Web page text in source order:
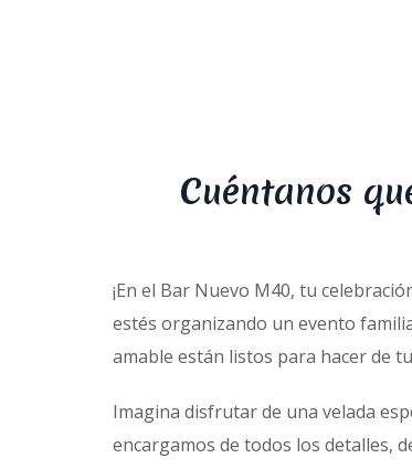
Cuéntanos
¡En el Bar Nuevo M40, tu
estés organizando un evento
amable están listos para hacer de
Imagina disfrutar de una velada
encargamos de todos los detalles,